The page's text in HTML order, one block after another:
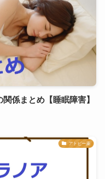
係まとめ【睡眠障害】
アトピー薬